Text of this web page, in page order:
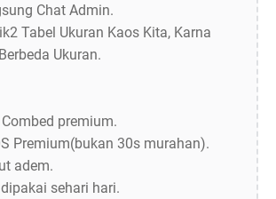
Chat Admin.
Tabel Ukuran Kaos Kita, Karna
Ukuran.
premium.
Premium(bukan 30s murahan).
adem.
sehari hari.